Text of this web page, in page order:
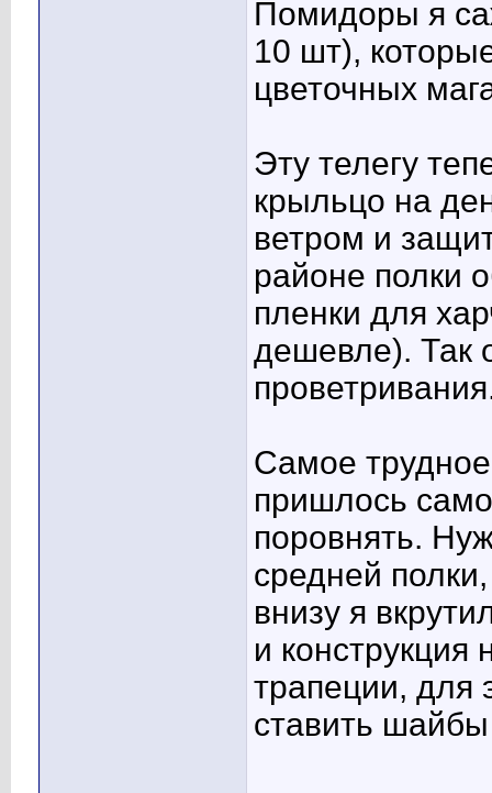
Помидоры я
10 шт),
цветочных
Эту телегу
крыльцо на
ветром и
районе полки
пленки для
дешевле). Так
Самое
пришлось
поровнять.
средней
внизу я
и
трапеции, для
ставить